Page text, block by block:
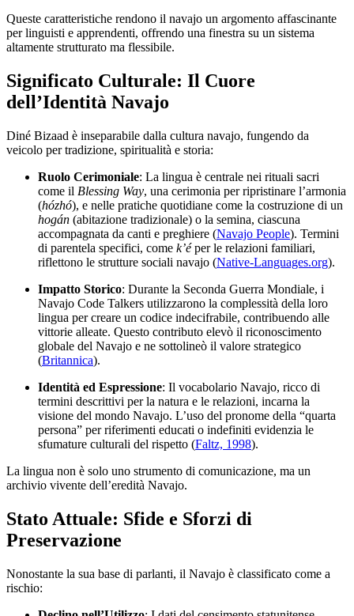
Queste caratteristiche rendono il navajo un argomento affascinante
per linguisti e apprendenti, offrendo una finestra su un sistema
altamente strutturato ma flessibile.
Significato Culturale: Il Cuore
dell’Identità Navajo
Diné Bizaad è inseparabile dalla cultura navajo, fungendo da
veicolo per tradizione, spiritualità e storia:
Ruolo Cerimoniale: La lingua è centrale nei rituali sacri
come il Blessing Way, una cerimonia per ripristinare l’armonia
(hózhó), e nelle pratiche quotidiane come la costruzione di un
hogán (abitazione tradizionale) o la semina, ciascuna
accompagnata da canti e preghiere (Navajo People). Termini
di parentela specifici, come k’éper le relazioni familiari,
riflettono le strutture sociali navajo (Native-Languages.org).
Impatto Storico: Durante la Seconda Guerra Mondiale, i
Navajo Code Talkers utilizzarono la complessità della loro
lingua per creare un codice indecifrabile, contribuendo alle
vittorie alleate. Questo contributo elevò il riconoscimento
globale del Navajo e ne sottolineò il valore strategico
(Britannica).
Identità ed Espressione: Il vocabolario Navajo, ricco di
termini descrittivi per la natura e le relazioni, incarna la
visione del mondo Navajo. L’uso del pronome della “quarta
persona” per riferimenti educati o indefiniti evidenzia le
sfumature culturali del rispetto (Faltz, 1998).
La lingua non è solo uno strumento di comunicazione, ma un
archivio vivente dell’eredità Navajo.
Stato Attuale: Sfide e Sforzi di
Preservazione
Nonostante la sua base di parlanti, il Navajo è classificato come a
rischio: